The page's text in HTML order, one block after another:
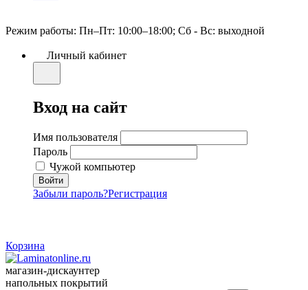
Режим работы: Пн–Пт: 10:00–18:00; Сб - Вс: выходной
Личный кабинет
Вход на сайт
Имя пользователя
Пароль
Чужой компьютер
Забыли пароль?Регистрация
Корзина
магазин-дискаунтер
напольных покрытий